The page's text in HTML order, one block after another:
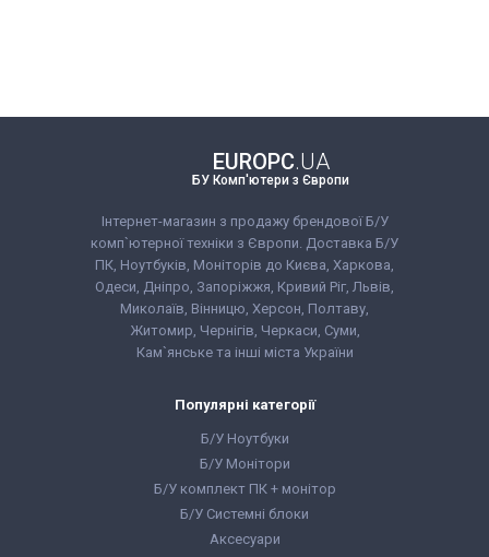
EUROPC.UA
БУ Комп'ютери з Європи
Інтернет-магазин з продажу брендової Б/У
комп`ютерної техніки з Європи. Доставка Б/У
ПК, Ноутбуків, Моніторів до Києва, Харкова,
Одеси, Дніпро, Запоріжжя, Кривий Ріг, Львів,
Миколаїв, Вінницю, Херсон, Полтаву,
Житомир, Чернігів, Черкаси, Суми,
Кам`янське та інші міста України
Популярні категорії
Б/У Ноутбуки
Б/У Монітори
Б/У комплект ПК + монітор
Б/У Системні блоки
Аксесуари